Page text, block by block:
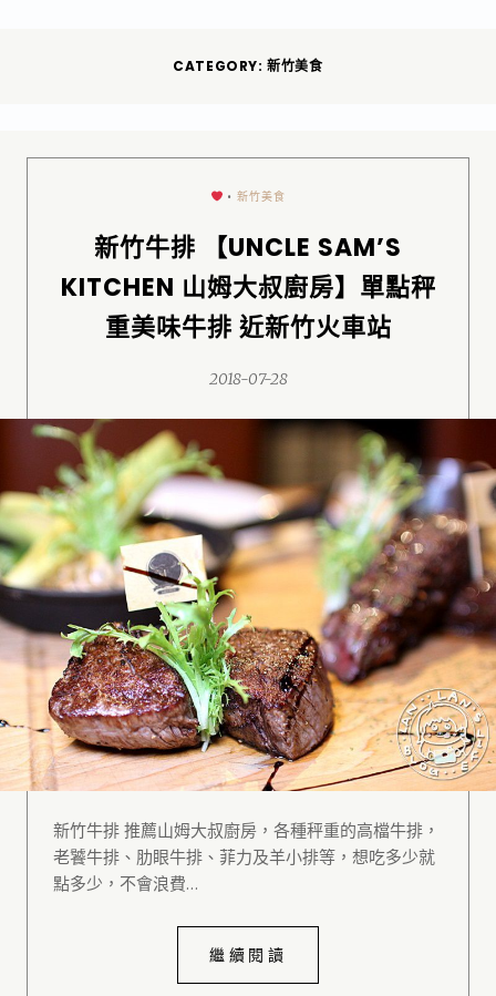
CATEGORY: 新竹美食
•新竹美食
新竹牛排 【UNCLE SAM’S
KITCHEN 山姆大叔廚房】單點秤
重美味牛排 近新竹火車站
2018-07-28
新竹牛排 推薦山姆大叔廚房，各種秤重的高檔牛排，
老饕牛排、肋眼牛排、菲力及羊小排等，想吃多少就
點多少，不會浪費…
繼續閱讀